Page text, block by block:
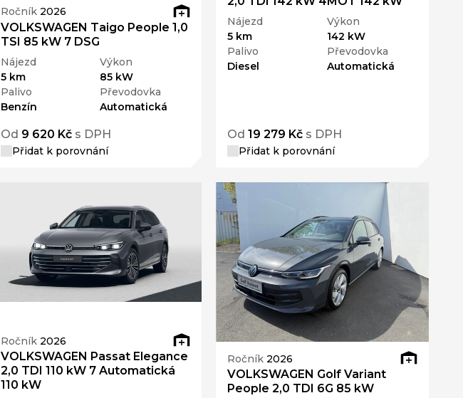
Ročník 2026
VOLKSWAGEN Taigo People 1,0
TSI 85 kW 7 DSG
Nájezd
5 km
Výkon
85 kW
Palivo
Benzín
Převodovka
Automatická
Od 9 620 Kčs DPH
Přidat k porovnání
Nájezd
5 km
Výkon
142 kW
Palivo
Diesel
Převodovka
Automatická
Od19 279 Kč s DPH
Přidat k porovnání
Ročník 2026
VOLKSWAGEN Passat Elegance
2,0 TDI 110 kW 7 Automatická
110 kW
Ročník 2026
VOLKSWAGEN Golf Variant
People 2,0 TDI 6G 85 kW